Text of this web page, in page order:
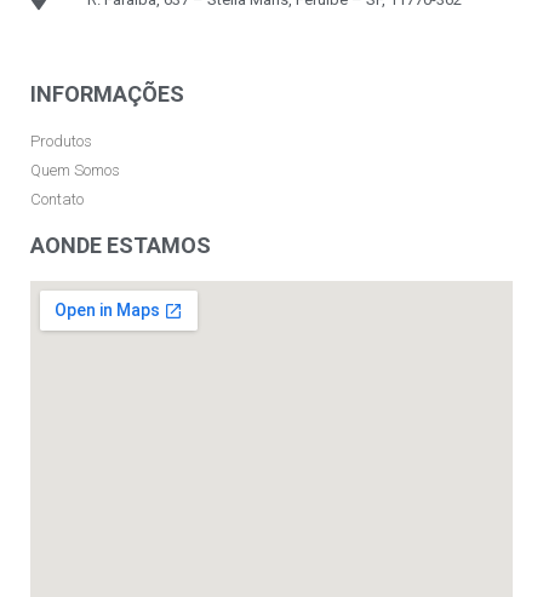
INFORMAÇÕES
Produtos
Quem Somos
Contato
AONDE ESTAMOS